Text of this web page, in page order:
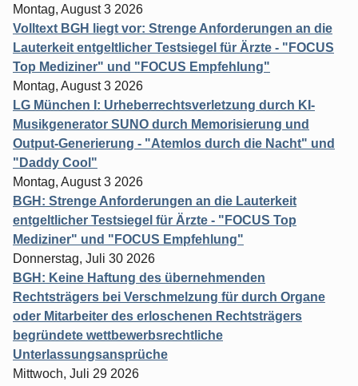
Montag, August 3 2026
Volltext BGH liegt vor: Strenge Anforderungen an die
Lauterkeit entgeltlicher Testsiegel für Ärzte - "FOCUS
Top Mediziner" und "FOCUS Empfehlung"
Montag, August 3 2026
LG München I: Urheberrechtsverletzung durch KI-
Musikgenerator SUNO durch Memorisierung und
Output-Generierung - "Atemlos durch die Nacht" und
"Daddy Cool"
Montag, August 3 2026
BGH: Strenge Anforderungen an die Lauterkeit
entgeltlicher Testsiegel für Ärzte - "FOCUS Top
Mediziner" und "FOCUS Empfehlung"
Donnerstag, Juli 30 2026
BGH: Keine Haftung des übernehmenden
Rechtsträgers bei Verschmelzung für durch Organe
oder Mitarbeiter des erloschenen Rechtsträgers
begründete wettbewerbsrechtliche
Unterlassungsansprüche
Mittwoch, Juli 29 2026